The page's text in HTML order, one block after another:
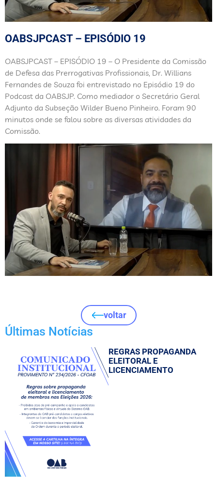
OABSJPCAST – EPISÓDIO 19
OABSJPCAST – EPISÓDIO 19 – O Presidente da Comissão
de Defesa das Prerrogativas Profissionais, Dr. Willians
Fernandes de Souza foi entrevistado no Episódio 19 do
Podcast da OABSJP. Como mediador o Secretário Geral
Adjunto da Subseção Wilder Bueno Pinheiro. Foram 90
minutos onde se falou sobre as diversas atividades da
Comissão.
voltar
Últimas Notícias
REGRAS PROPAGANDA
ELEITORAL E
LICENCIAMENTO